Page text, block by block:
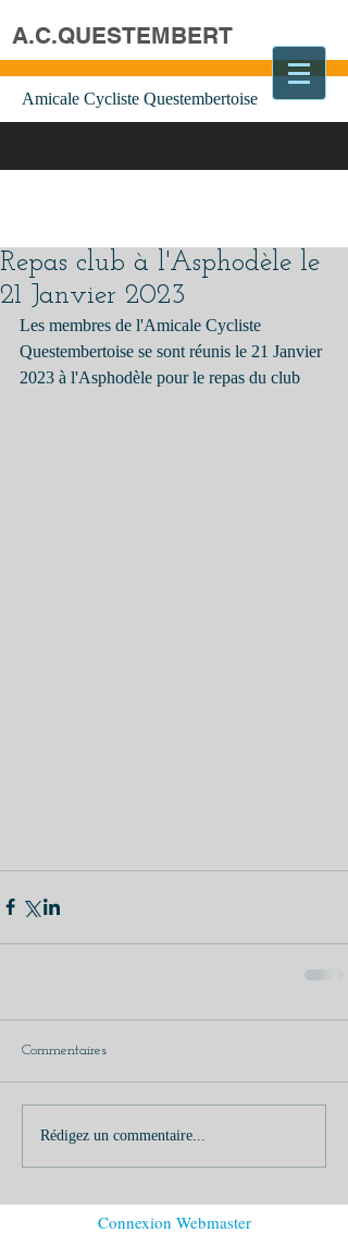
A.C.QUESTEMBERT
Amicale Cycliste Questembertoise
Repas club à l'Asphodèle le
21 Janvier 2023
Les membres de l'Amicale Cycliste
Questembertoise se sont réunis le 21 Janvier
2023 à l'Asphodèle pour le repas du club
Commentaires
Rédigez un commentaire...
Connexion Webmaster